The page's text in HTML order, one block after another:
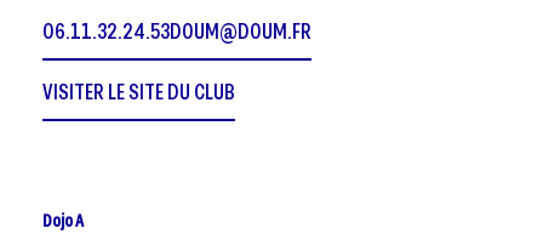
06.11.32.24.53DOUM@DOUM.FR
VISITER LE SITE DU CLUB
Dojo A